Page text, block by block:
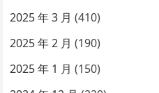
2025 年 3 月 (410)
2025 年 2 月 (190)
2025 年 1 月 (150)